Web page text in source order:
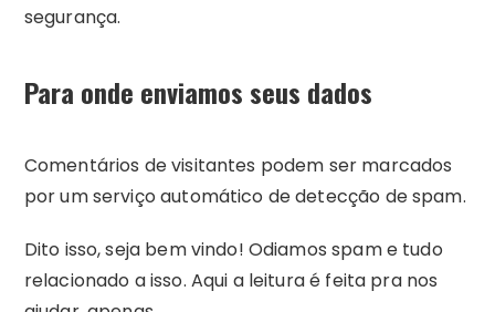
segurança.
Para onde enviamos seus dados
Comentários de visitantes podem ser marcados
por um serviço automático de detecção de spam.
Dito isso, seja bem vindo! Odiamos spam e tudo
relacionado a isso. Aqui a leitura é feita pra nos